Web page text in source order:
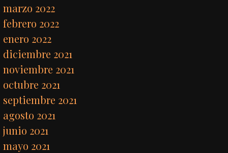
marzo 2022
febrero 2022
enero 2022
diciembre 2021
noviembre 2021
octubre 2021
septiembre 2021
agosto 2021
junio 2021
mayo 2021